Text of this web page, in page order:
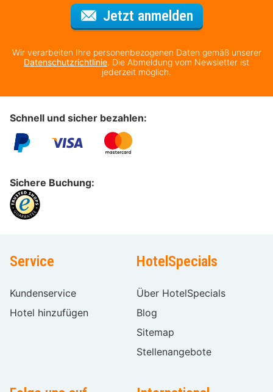
Jetzt anmeldenFür den
Wir verarbeiten Ihre personenbezogenen Daten gemäß unserer
Datenschutzrichtlinie. Die Abmeldung vom Newsletter ist
jederzeit möglich.
Schnell und sicher bezahlen:
Sichere Buchung:
Service
Kundenservice
Hotel hinzufügen
HotelSpecials
Über HotelSpecials
Blog
Sitemap
Stellenangebote